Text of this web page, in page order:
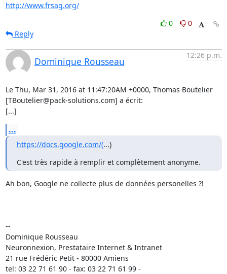
http://www.frsag.org/
0
0
Reply
Dominique Rousseau
12:26 p.m.
Le Thu, Mar 31, 2016 at 11:47:20AM +0000, Thomas Boutelier
[TBoutelier@pack-solutions.com] a écrit:
[...]
...
https://docs.google.com/(...)
C'est très rapide à remplir et complètement anonyme.
Ah bon, Google ne collecte plus de données personelles ?!
--
Dominique Rousseau
Neuronnexion, Prestataire Internet & Intranet
21 rue Frédéric Petit - 80000 Amiens